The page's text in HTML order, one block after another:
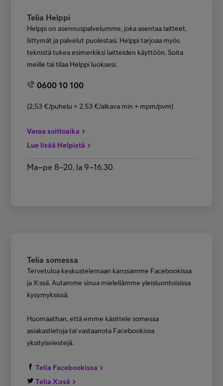
Telia Helppi
Helppi on asennuspalvelumme, joka asentaa laitteet,
liittymät ja palvelut puolestasi. Helppi tarjoaa myös
teknistä tukea esimerkiksi laitteiden käyttöön. Soita
meille tai tilaa Helppi luoksesi.
0600 10 100
(2,53 €/puhelu + 2,53 €/alkava min + mpm/pvm)
Varaa soittoaika
Lue lisää Helpistä
Ma–pe 8–20, la 9–16.30.
Telia somessa
Tervetuloa keskustelemaan kanssamme Facebookissa
ja X:ssä. Autamme sinua mielellämme yleisluontoisissa
kysymyksissä.
Huomaathan, että emme käsittele somessa
asiakastietoja tai vastaanota Facebookissa
yksityisviestejä.
Telia Facebookissa
Telia X:ssä